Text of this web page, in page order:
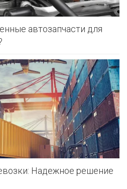
автозапчасти для
Надежное решение